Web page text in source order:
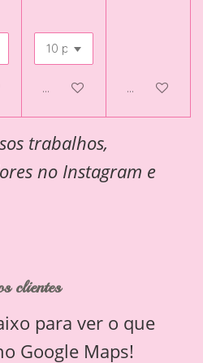
ao carrinho
Veja detalhes Adicionar ao
trabalhos,
no Instagram e
clientes
para ver o que
Google Maps!